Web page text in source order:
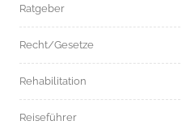
Ratgeber
Recht/Gesetze
Rehabilitation
Reiseführer